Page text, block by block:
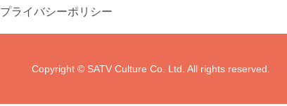
プライバシーポリシー
Copyright © SATV Culture Co. Ltd. All rights reserved.